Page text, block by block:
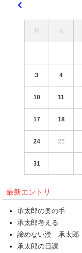
月 火
3 4
10 11
17 18
24 25
31
最新エントリ
承太郎の奥の手
承太郎考える
諦めない漢 承太郎
承太郎の日課